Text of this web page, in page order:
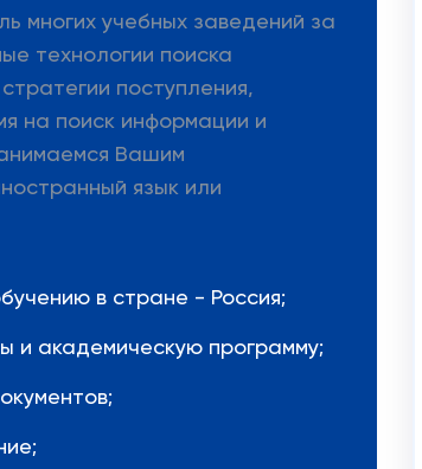
многих учебных заведений за
технологии поиска
поступления,
на поиск информации и
Вашим
язык или
в стране - Россия;
и академическую программу;